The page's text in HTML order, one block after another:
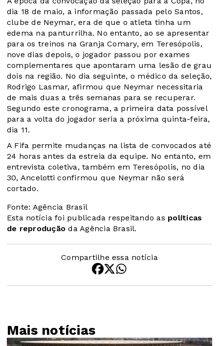
dia 18 de maio, a informação passada pelo Santos,
clube de Neymar, era de que o atleta tinha um
edema na panturrilha. No entanto, ao se apresentar
para os treinos na Granja Comary, em Teresópolis,
nove dias depois, o jogador passou por exames
complementares que apontaram uma lesão de grau
dois na região. No dia seguinte, o médico da seleção,
Rodrigo Lasmar, afirmou que Neymar necessitaria
de mais duas a três semanas para se recuperar.
Segundo este cronograma, a primeira data possível
para a volta do jogador seria a próxima quinta-feira,
dia 11.
A Fifa permite mudanças na lista de convocados até
24 horas antes da estreia da equipe. No entanto, em
entrevista coletiva, também em Teresópolis, no dia
30, Ancelotti confirmou que Neymar não será
cortado.
Fonte: Agência Brasil
Esta notícia foi publicada respeitando as políticas
de reprodução da Agência Brasil.
Compartilhe essa notícia
Mais notícias